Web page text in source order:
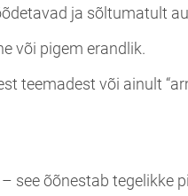
ja sõltumatult
või pigem erandlik.
teemadest või ainult
see õõnestab tegelikke